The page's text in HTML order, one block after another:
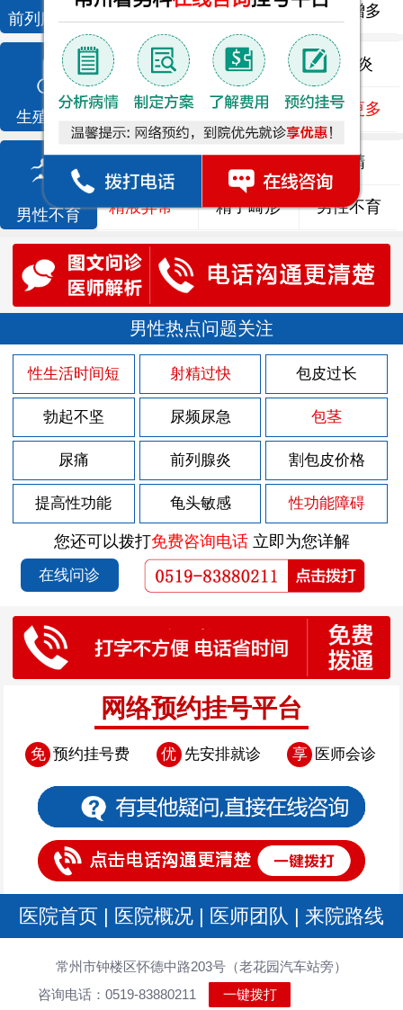
前列腺疾病 前列腺增生 排尿不畅 夜尿增多
生殖感染
龟头炎 睾丸炎 尿道炎
尿相关 泌尿感染 了解更多
男性不育
死精 少精 弱精
精液异常 精子畸形 男性不育
男性热点问题关注
性生活时间短 射精过快 包皮过长
勃起不坚 尿频尿急 包茎
尿痛 前列腺炎 割包皮价格
提高性功能 龟头敏感 性功能障碍
您还可以拨打免费咨询电话立即为您详解
在线问诊
网络预约挂号平台
免 预约挂号费 优 先安排就诊 享 医师会诊
医院首页 | 医院概况 | 医师团队 | 来院路线
常州市钟楼区怀德中路203号（老花园汽车站旁）
咨询电话：0519-83880211
一键拨打